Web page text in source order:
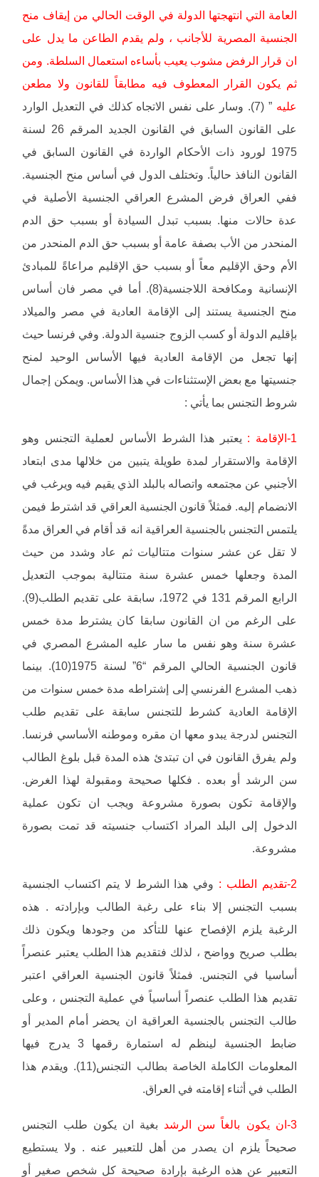
العامة التي انتهجتها الدولة في الوقت الحالي من إيقاف منح
الجنسية المصرية للأجانب ، ولم يقدم الطاعن ما يدل على
ان قرار الرفض مشوب يعيب بأساءه استعمال السلطة. ومن
ثم يكون القرار المعطوف فيه مطابقاً للقانون ولا مطعن
عليه
” (7). وسار على نفس الاتجاه كذلك في التعديل الوارد
على القانون السابق في القانون الجديد المرقم 26 لسنة
1975 لورود ذات الأحكام الواردة في القانون السابق في
القانون النافذ حالياً. وتختلف الدول في أساس منح الجنسية.
ففي العراق فرض المشرع العراقي الجنسية الأصلية في
عدة حالات منها. بسبب تبدل السيادة أو بسبب حق الدم
المنحدر من الأب بصفة عامة أو بسبب حق الدم المنحدر من
الأم وحق الإقليم معاً أو بسبب حق الإقليم مراعاةً للمبادئ
الإنسانية ومكافحة اللاجنسية(8). أما في مصر فان أساس
منح الجنسية يستند إلى الإقامة العادية في مصر والميلاد
بإقليم الدولة أو كسب الزوج جنسية الدولة. وفي فرنسا حيث
إنها تجعل من الإقامة العادية فيها الأساس الوحيد لمنح
جنسيتها مع بعض الإستثناءات في هذا الأساس. ويمكن إجمال
شروط التجنس بما يأتي :
1-الإقامة :
يعتبر هذا الشرط الأساس لعملية التجنس وهو
الإقامة والاستقرار لمدة طويلة يتبين من خلالها مدى ابتعاد
الأجنبي عن مجتمعه واتصاله بالبلد الذي يقيم فيه ويرغب في
الانضمام إليه. فمثلاً قانون الجنسية العراقي قد اشترط فيمن
يلتمس التجنس بالجنسية العراقية انه قد أقام في العراق مدةً
لا تقل عن عشر سنوات متتاليات ثم عاد وشدد من حيث
المدة وجعلها خمس عشرة سنة متتالية بموجب التعديل
الرابع المرقم 131 في 1972، سابقة على تقديم الطلب(9).
على الرغم من ان القانون سابقا كان يشترط مدة خمس
عشرة سنة وهو نفس ما سار عليه المشرع المصري في
قانون الجنسية الحالي المرقم “6” لسنة 1975(10). بينما
ذهب المشرع الفرنسي إلى إشتراطه مدة خمس سنوات من
الإقامة العادية كشرط للتجنس سابقة على تقديم طلب
التجنس لدرجة يبدو معها ان مقره وموطنه الأساسي فرنسا.
ولم يفرق القانون في ان تبتدئ هذه المدة قبل بلوغ الطالب
سن الرشد أو بعده . فكلها صحيحة ومقبولة لهذا الغرض.
والإقامة تكون بصورة مشروعة ويجب ان تكون عملية
الدخول إلى البلد المراد اكتساب جنسيته قد تمت بصورة
مشروعة.
2-تقديم الطلب :
وفي هذا الشرط لا يتم اكتساب الجنسية
بسبب التجنس إلا بناء على رغبة الطالب وبإرادته . هذه
الرغبة يلزم الإفصاح عنها للتأكد من وجودها ويكون ذلك
بطلب صريح وواضح ، لذلك فتقديم هذا الطلب يعتبر عنصراً
أساسيا في التجنس. فمثلاً قانون الجنسية العراقي اعتبر
تقديم هذا الطلب عنصراً أساسياً في عملية التجنس ، وعلى
طالب التجنس بالجنسية العراقية ان يحضر أمام المدير أو
ضابط الجنسية لينظم له استمارة رقمها 3 يدرج فيها
المعلومات الكاملة الخاصة بطالب التجنس(11). ويقدم هذا
الطلب في أثناء إقامته في العراق.
3-ان يكون بالغاً سن الرشد
بغية ان يكون طلب التجنس
صحيحاً يلزم ان يصدر من أهل للتعبير عنه . ولا يستطيع
التعبير عن هذه الرغبة بإرادة صحيحة كل شخص صغير أو